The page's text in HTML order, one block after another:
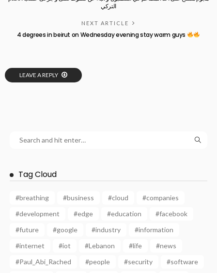
التركي
NEXT ARTICLE
4 degrees in beirut on Wednesday evening stay warm guys
LEAVE A REPLY
Tag Cloud
#breathing #business #cloud
#companies
#development
#edge #education
#facebook
#future
#google #industry
#information
#internet
#iot #Lebanon #life
#news
#Paul_Abi_Rached
#people #security
#software